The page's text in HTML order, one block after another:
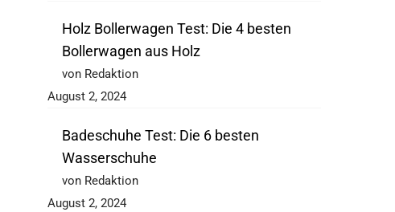
Holz Bollerwagen Test: Die 4 besten
Bollerwagen aus Holz
von Redaktion
August 2, 2024
Badeschuhe Test: Die 6 besten
Wasserschuhe
von Redaktion
August 2, 2024